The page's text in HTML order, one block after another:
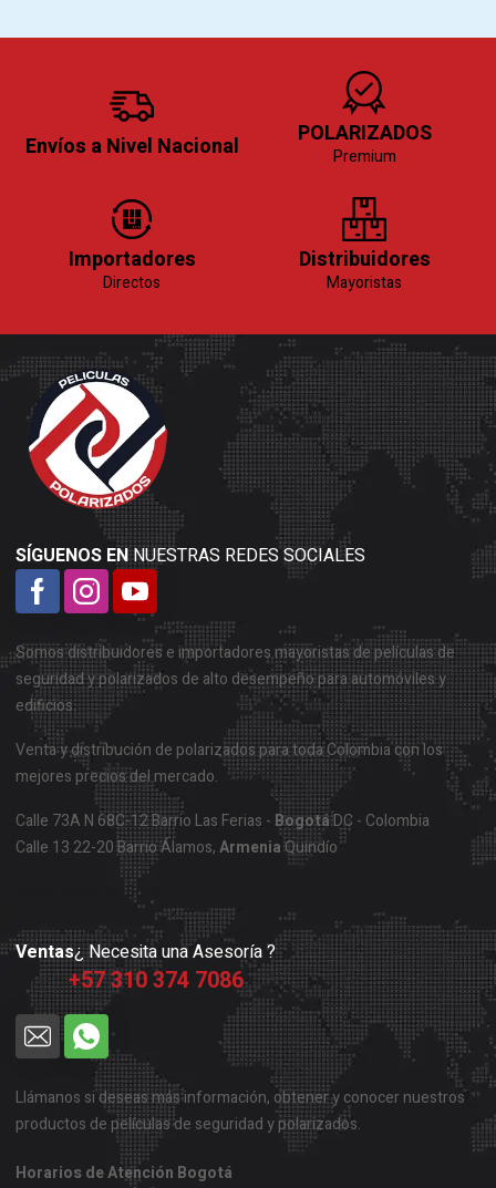
Envíos a Nivel Nacional POLARIZADOS
Premium
Importadores
Directos
Distribuidores
Mayoristas
SÍGUENOS EN NUESTRAS REDES SOCIALES
Somos distribuidores e importadores mayoristas de películas de
seguridad y polarizados de alto desempeño para automóviles y
edificios.
Venta y distribución de polarizados para toda Colombia con los
mejores precios del mercado.
Calle 73A N 68C-12 Barrio Las Ferias - BogotáDC - Colombia
Calle 13 22-20 Barrio Álamos,ArmeniaQuindío
Mapa Ubicación Bogotá
Ventas¿ Necesita una Asesoría ?
+57 310 374 7086
Llámanos si deseas más información, obtener y conocer nuestros
productos de películas de seguridad y polarizados.
Horarios de Atención Bogotá